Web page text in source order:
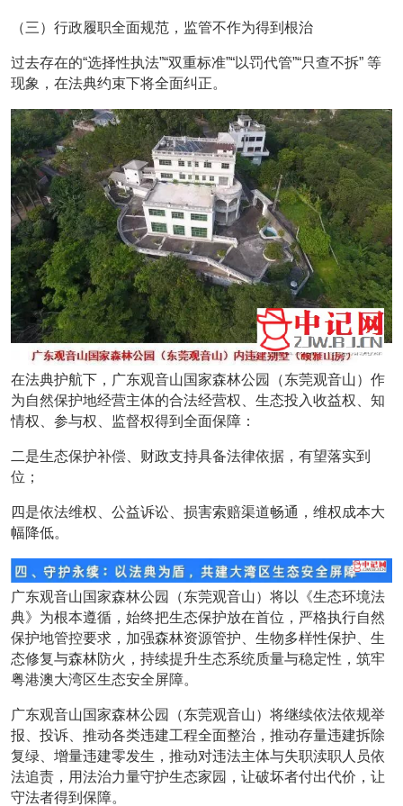
（三）行政履职全面规范，监管不作为得到根治
过去存在的“选择性执法”“双重标准”“以罚代管”“只查不拆” 等
现象，在法典约束下将全面纠正。
在法典护航下，广东观音山国家森林公园（东莞观音山）作
为自然保护地经营主体的合法经营权、生态投入收益权、知
情权、参与权、监督权得到全面保障：
二是生态保护补偿、财政支持具备法律依据，有望落实到
位；
四是依法维权、公益诉讼、损害索赔渠道畅通，维权成本大
幅降低。
广东观音山国家森林公园（东莞观音山）将以《生态环境法
典》为根本遵循，始终把生态保护放在首位，严格执行自然
保护地管控要求，加强森林资源管护、生物多样性保护、生
态修复与森林防火，持续提升生态系统质量与稳定性，筑牢
粤港澳大湾区生态安全屏障。
广东观音山国家森林公园（东莞观音山）将继续依法依规举
报、投诉、推动各类违建工程全面整治，推动存量违建拆除
复绿、增量违建零发生，推动对违法主体与失职渎职人员依
法追责，用法治力量守护生态家园，让破坏者付出代价，让
守法者得到保障。